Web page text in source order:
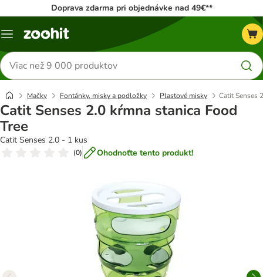
Doprava zdarma pri objednávke nad 49€**
Kategórie
Hľadať
produkty
Mačky Fontánky, misky a podložky Plastové misky Catit Senses
Catit Senses 2.0 kŕmna stanica Food
Tree
Catit Senses 2.0 - 1 kus
(0) Ohodnoťte tento produkt!